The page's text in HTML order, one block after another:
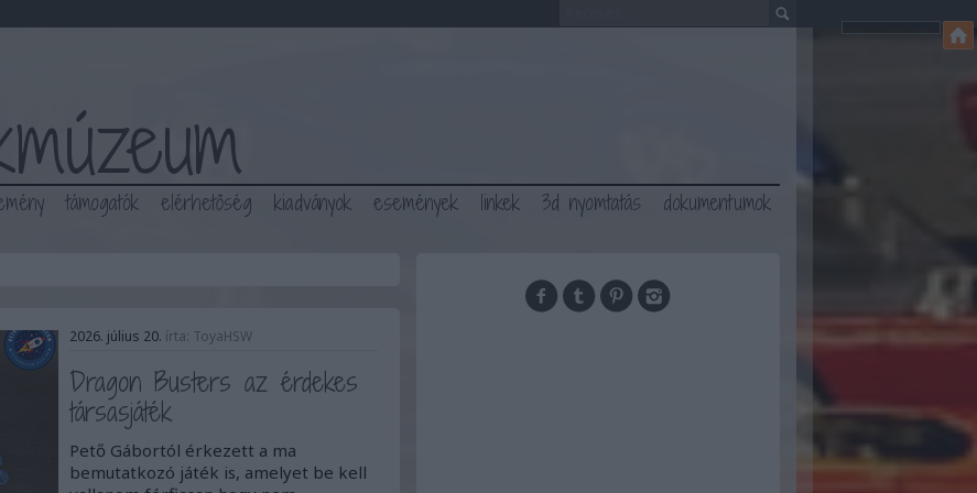
támogatók elérhetőség kiadványok események linkek 3d nyomtatás dokumentumok
2026. július 20. írta: ToyaHSW
Dragon Busters az érdekes
társasjáték
Pető Gábortól érkezett a ma
bemutatkozó játék is, amelyet be kell